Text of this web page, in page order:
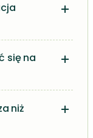
się na
niż